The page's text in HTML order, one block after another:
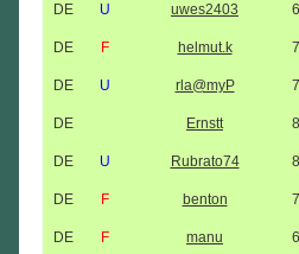
DE U uwes2403
DE F helmut.k
DE U rla@myP
DE Ernstt
DE U Rubrato74
DE F benton
DE F manu